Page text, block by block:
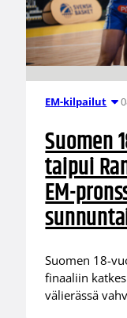
EM-kilpailut
Suomen
taipui
EM-
Suomen 18-
finaaliin
välierässä